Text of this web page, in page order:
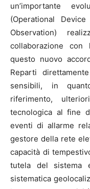
un’importante
(Operational
Observation)
collaborazione con
questo nuovo
Reparti
sensibili, in
riferimento,
tecnologica al fine
eventi di allarme
gestore della rete
capacità di
tutela del sistema
sistematica